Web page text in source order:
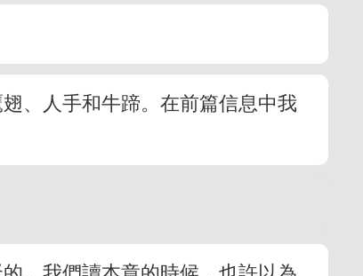
、人手和牛蹄。在前篇信息中我